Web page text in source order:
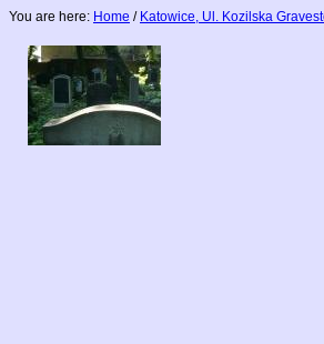
You are here: Home / Katowice, Ul. Kozilska